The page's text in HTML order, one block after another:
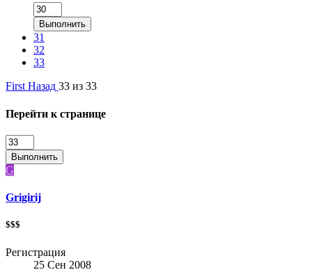
Выполнить
31
32
33
First Назад 33 из 33
Перейти к странице
Выполнить
G
Grigirij
$$$
Регистрация
25 Сен 2008